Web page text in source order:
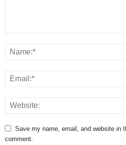
Save my name, email, and website in
comment.